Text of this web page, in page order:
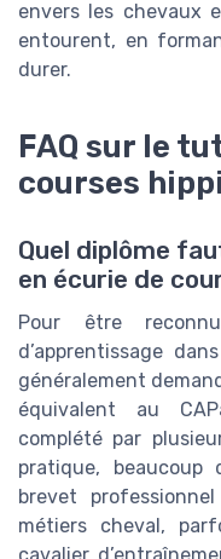
envers les chevaux
entourent, en
durer.
FAQ sur le
courses
Quel diplôme
en écurie de
Pour être
d’apprentissage
généralement
équivalent au
complété par
pratique,
brevet
métiers cheval,